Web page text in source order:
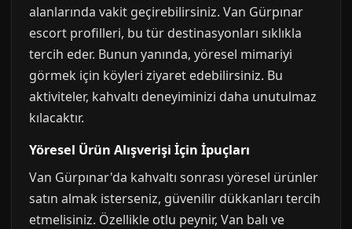
alanlarında vakit geçirebilirsiniz. Van Gürpınar
escort profilleri, bu tür destinasyonları sıklıkla
tercih eder. Bunun yanında, yöresel mimariyi
görmek için köyleri ziyaret edebilirsiniz. Bu
aktiviteler, kahvaltı deneyiminizi daha unutulmaz
kılacaktır.
Yöresel Ürün Alışverişi İçin İpuçları
Van Gürpınar'da kahvaltı sonrası yöresel ürünler
satın almak isterseniz, güvenilir dükkanları tercih
etmelisiniz. Özellikle otlu peynir, Van balı ve